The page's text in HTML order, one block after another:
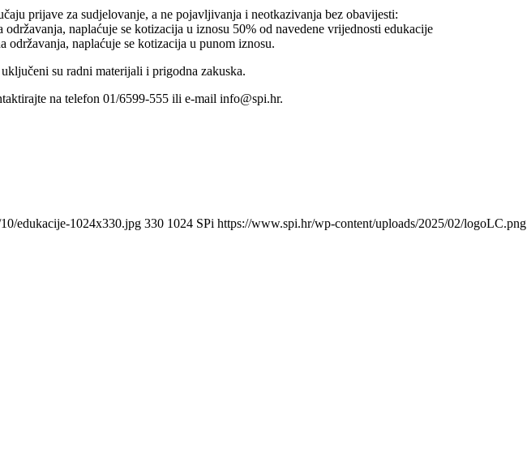
prijave za sudjelovanje, a ne pojavljivanja i neotkazivanja bez obavijesti:
naplaćuje se kotizacija u iznosu 50% od navedene vrijednosti edukacije
naplaćuje se kotizacija u punom iznosu.
su radni materijali i prigodna zakuska.
na telefon 01/6599-555 ili e-mail info@spi.hr.
edukacije-1024x330.jpg 330 1024 SPi https://www.spi.hr/wp-content/uploads/2025/02/logoLC.png